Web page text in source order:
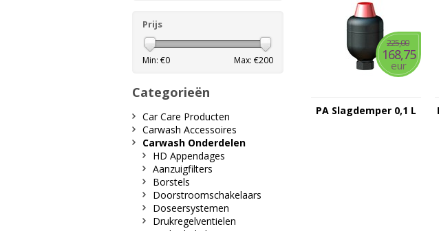
225,00
168,75
eur
PA Slagdemper 0,1 L
Prijs
Min: €0 Max: €200
Categorieën
Car Care Producten
Carwash Accessoires
Carwash Onderdelen
HD Appendages
Aanzuigfilters
Borstels
Doorstroomschakelaars
Doseersystemen
Drukregelventielen